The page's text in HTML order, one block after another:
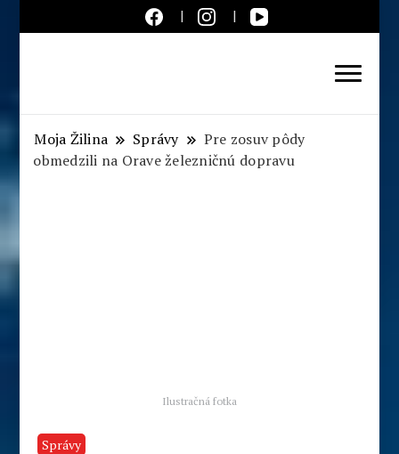
Slovensko
Moja Žilina Správy
Pre zosuv pôdy
obmedzili na Orave železničnú dopravu
Ilustračná fotka
Správy